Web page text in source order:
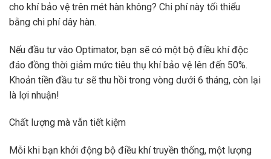
cho khí bảo vệ trên mét hàn không? Chi phí này tối thiểu
bằng chi phí dây hàn.
Nếu đầu tư vào Optimator, bạn sẽ có một bộ điều khí độc
đáo đồng thời giảm mức tiêu thụ khí bảo vệ lên đến 50%.
Khoản tiền đầu tư sẽ thu hồi trong vòng dưới 6 tháng, còn lại
là lợi nhuận!
Chất lượng mà vẫn tiết kiệm
Mỗi khi bạn khởi động bộ điều khí truyền thống, một lượng